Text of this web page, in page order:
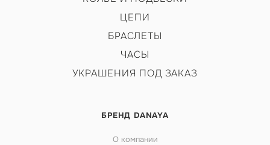
ЦЕПИ
БРАСЛЕТЫ
ЧАСЫ
УКРАШЕНИЯ ПОД ЗАКАЗ
БРЕНД DANAYA
О компании